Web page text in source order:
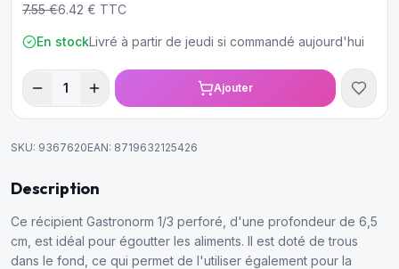
7.55€6.42 € TTC
En stockLivré à partir de jeudi si commandé aujourd'hui
1 Ajouter
SKU: 9367620EAN: 8719632125426
Description
Ce récipient Gastronorm 1/3 perforé, d'une profondeur de 6,5
cm, est idéal pour égoutter les aliments. Il est doté de trous
dans le fond, ce qui permet de l'utiliser également pour la